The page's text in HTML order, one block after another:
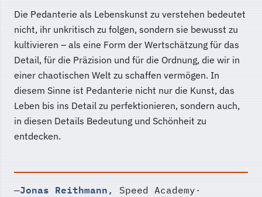
Die Pedanterie als Lebenskunst zu verstehen bedeutet
nicht, ihr unkritisch zu folgen, sondern sie bewusst zu
kultivieren – als eine Form der Wertschätzung für das
Detail, für die Präzision und für die Ordnung, die wir in
einer chaotischen Welt zu schaffen vermögen. In
diesem Sinne ist Pedanterie nicht nur die Kunst, das
Leben bis ins Detail zu perfektionieren, sondern auch,
in diesen Details Bedeutung und Schönheit zu
entdecken.
—Jonas Reithmann, Speed Academy·